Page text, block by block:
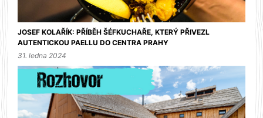
JOSEF KOLAŘÍK: PŘÍBĚH ŠÉFKUCHAŘE, KTERÝ PŘIVEZL
AUTENTICKOU PAELLU DO CENTRA PRAHY
31. ledna 2024